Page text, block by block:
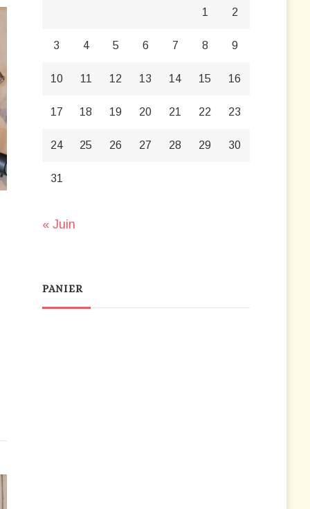
1 2
3 4 5 6 7 8 9
10 11 12 13 14 15 16
17 18 19 20 21 22 23
24 25 26 27 28 29 30
31
« Juin
PANIER